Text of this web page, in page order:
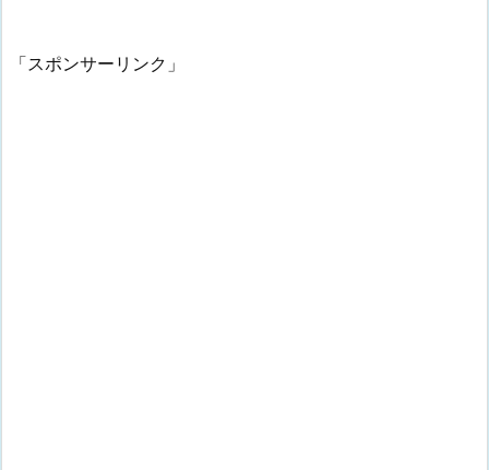
「スポンサーリンク」